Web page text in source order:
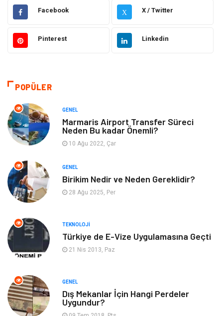
Makine Elektronik
Gıda Otomotiv
Emlak
Bilgisayar & Yazılım
Mobilya Seo Teknikleri
Tatil
Webmaster Araçları
Görsel
Hediyelik Eşya Kültür
Facebook X X / Twitter
Pinterest Linkedin
POPÜLER
GENEL
Marmaris Airport Transfer Süreci
Neden Bu kadar Önemli?
10 Ağu 2022, Çar
GENEL
Birikim Nedir ve Neden Gereklidir?
28 Ağu 2025, Per
TEKNOLOJI
Türkiye de E-Vize Uygulamasına Geçti
21 Nis 2013, Paz
GENEL
Dış Mekanlar İçin Hangi Perdeler
Uygundur?